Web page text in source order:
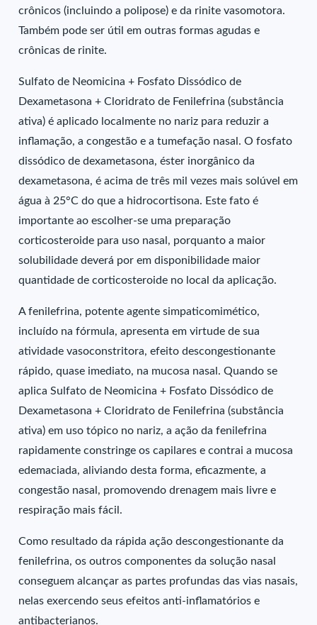
crônicos (incluindo a polipose) e da rinite vasomotora.
Também pode ser útil em outras formas agudas e
crônicas de rinite.
Sulfato de Neomicina + Fosfato Dissódico de
Dexametasona + Cloridrato de Fenilefrina (substância
ativa) é aplicado localmente no nariz para reduzir a
inflamação, a congestão e a tumefação nasal. O fosfato
dissódico de dexametasona, éster inorgânico da
dexametasona, é acima de três mil vezes mais solúvel em
água à 25°C do que a hidrocortisona. Este fato é
importante ao escolher-se uma preparação
corticosteroide para uso nasal, porquanto a maior
solubilidade deverá por em disponibilidade maior
quantidade de corticosteroide no local da aplicação.
A fenilefrina, potente agente simpaticomimético,
incluído na fórmula, apresenta em virtude de sua
atividade vasoconstritora, efeito descongestionante
rápido, quase imediato, na mucosa nasal. Quando se
aplica Sulfato de Neomicina + Fosfato Dissódico de
Dexametasona + Cloridrato de Fenilefrina (substância
ativa) em uso tópico no nariz, a ação da fenilefrina
rapidamente constringe os capilares e contrai a mucosa
edemaciada, aliviando desta forma, eficazmente, a
congestão nasal, promovendo drenagem mais livre e
respiração mais fácil.
Como resultado da rápida ação descongestionante da
fenilefrina, os outros componentes da solução nasal
conseguem alcançar as partes profundas das vias nasais,
nelas exercendo seus efeitos anti-inflamatórios e
antibacterianos.